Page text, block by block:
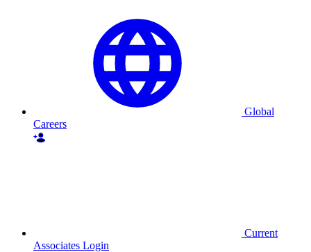
Global
Careers
Current
Associates Login